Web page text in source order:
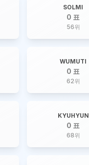
SOLMI
0 표
56위
WUMUTI
0 표
62위
KYUHYUN
0 표
68위